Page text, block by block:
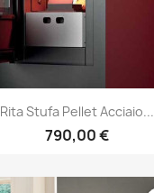
Rita Stufa Pellet Acciaio...
790,00 €